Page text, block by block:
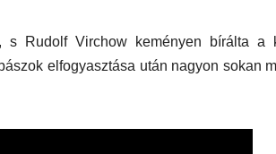
s Rudolf Virchow keményen bírálta a
elfogyasztása után nagyon sokan